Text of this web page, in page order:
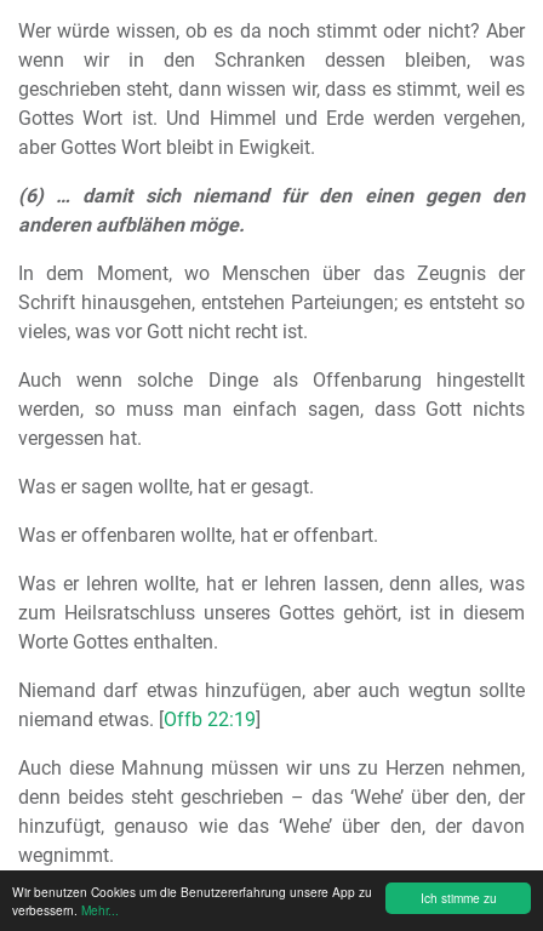
Ich stimme zu
Wir benutzen Cookies um die Benutzererfahrung unsere App zu
verbessern. Mehr...
Wer würde wissen, ob es da noch stimmt oder nicht? Aber
wenn wir in den Schranken dessen bleiben, was
geschrieben steht, dann wissen wir, dass es stimmt, weil es
Gottes Wort ist. Und Himmel und Erde werden vergehen,
aber Gottes Wort bleibt in Ewigkeit.
(6) … damit sich niemand für den einen gegen den
anderen aufblähen möge.
In dem Moment, wo Menschen über das Zeugnis der
Schrift hinausgehen, entstehen Parteiungen; es entsteht so
vieles, was vor Gott nicht recht ist.
Auch wenn solche Dinge als Offenbarung hingestellt
werden, so muss man einfach sagen, dass Gott nichts
vergessen hat.
Was er sagen wollte, hat er gesagt.
Was er offenbaren wollte, hat er offenbart.
Was er lehren wollte, hat er lehren lassen, denn alles, was
zum Heilsratschluss unseres Gottes gehört, ist in diesem
Worte Gottes enthalten.
Niemand darf etwas hinzufügen, aber auch wegtun sollte
niemand etwas. [Offb 22:19]
Auch diese Mahnung müssen wir uns zu Herzen nehmen,
denn beides steht geschrieben – das ‘Wehe’ über den, der
hinzufügt, genauso wie das ‘Wehe’ über den, der davon
wegnimmt.
So möge der Herr uns in der Tat Gnade schenken, allezeit